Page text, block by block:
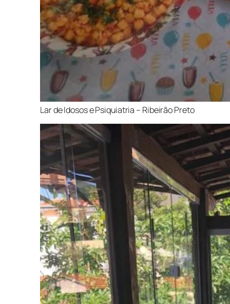
Lar de Idosos e Psiquiatria – Ribeirão Preto